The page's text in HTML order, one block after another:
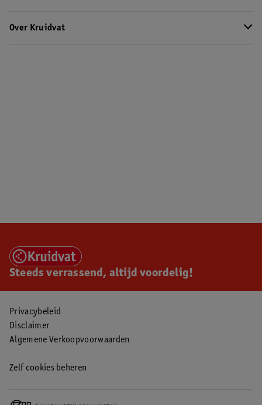
Over Kruidvat
Steeds verrassend, altijd voordelig!
Privacybeleid
Disclaimer
Algemene Verkoopvoorwaarden
Zelf cookies beheren